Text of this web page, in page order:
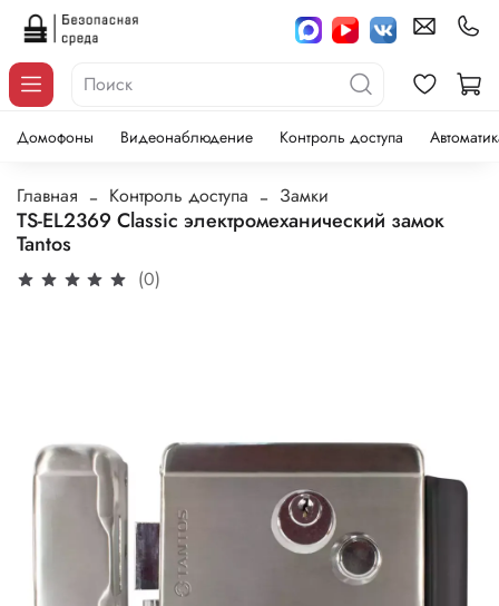
Домофоны Видеонаблюдение Контроль доступа
Главная Контроль доступа Замки
TS-EL2369 Classic электромеханический замок
Tantos
(0)